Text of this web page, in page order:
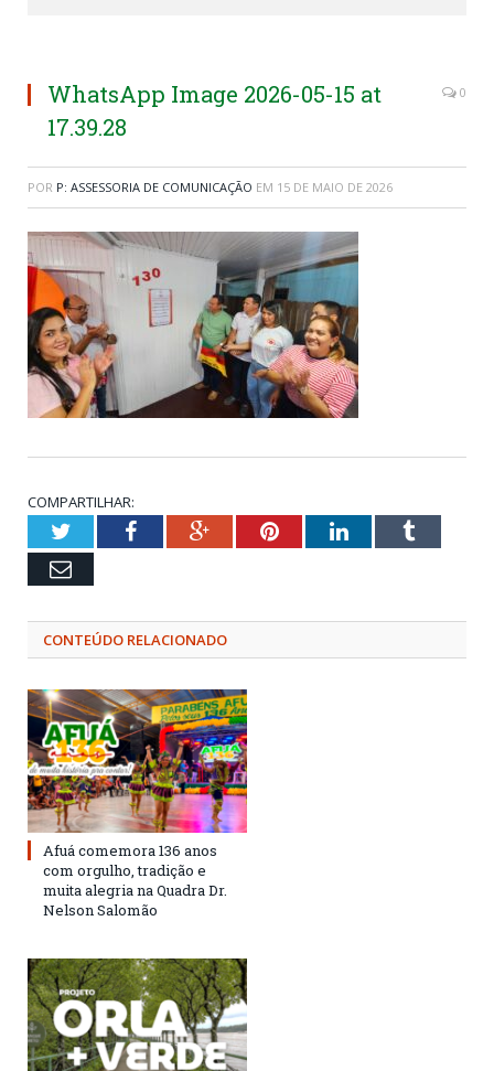
WhatsApp Image 2026-05-15 at
17.39.28
0
POR P: ASSESSORIA DE COMUNICAÇÃO EM 15 DE MAIO DE 2026
COMPARTILHAR:
TwitterFacebookGoogle+PinterestLinkedInTumblr
Email
CONTEÚDO RELACIONADO
Afuá comemora 136 anos
com orgulho, tradição e
muita alegria na Quadra Dr.
Nelson Salomão